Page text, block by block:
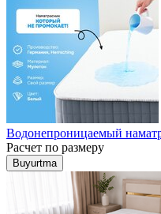
Водонепроницаемый
Расчет по размеру
Buyurtma